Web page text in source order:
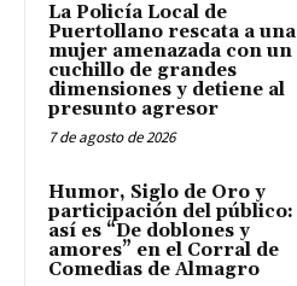
La Policía Local de
Puertollano rescata a una
mujer amenazada con un
cuchillo de grandes
dimensiones y detiene al
presunto agresor
7 de agosto de 2026
Humor, Siglo de Oro y
participación del público:
así es “De doblones y
amores” en el Corral de
Comedias de Almagro